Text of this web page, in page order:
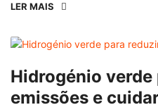
LER MAIS
Hidrogénio
emissões e